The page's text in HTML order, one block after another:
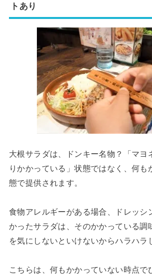
トあり
大根サラダは、ドンキー名物？「マヨ
りかかっている」状態ではなく、何も
態で提供されます。
食物アレルギーがある場合、ドレッシ
かったサラダは、そのかかっている調
を気にしないといけないからハラハラ
こちらは、何もかかっていない時点で